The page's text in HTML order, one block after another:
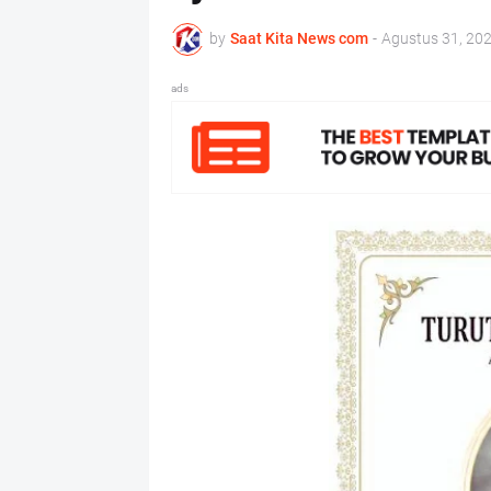
by Saat Kita News com - Agustus 31,
ads